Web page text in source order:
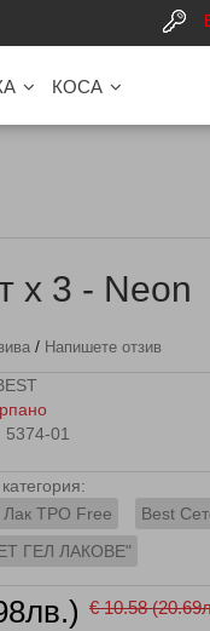
КОСА
x 3 - Neon
/ Напишете отзив
5374-01
Лак TPO Free
Best
ГЕЛ ЛАКОВЕ"
€ 10.58